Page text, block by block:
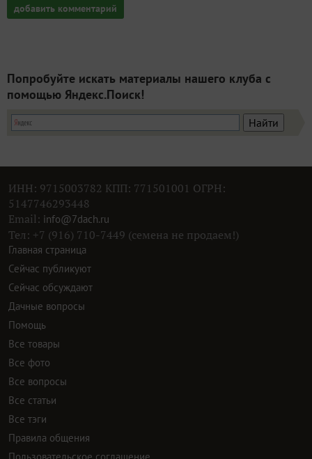
добавить комментарий
Попробуйте искать материалы нашего клуба с
помощью Яндекс.Поиск!
ИНН: 9715003782 КПП: 771501001 ОГРН:
5147746293448
Email: info@7dach.ru
Тел: +7 (916) 710-7449 (семена не продаем!)
Главная страница
Сейчас публикуют
Сейчас обсуждают
Дачные вопросы
Помощь
Все товары
Все фото
Все вопросы
Все статьи
Все тэги
Правила общения
Пользовательское соглашение